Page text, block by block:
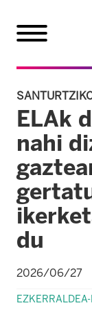
ELAk
nahi
du
2026/06/27